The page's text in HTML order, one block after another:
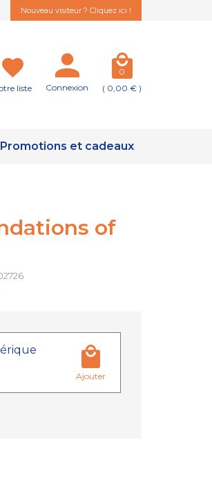
Nouveau visiteur ? Cliquez ici !
liste Connexion
0
( 0,00 € )
Promotions et cadeaux
of
Ajouter